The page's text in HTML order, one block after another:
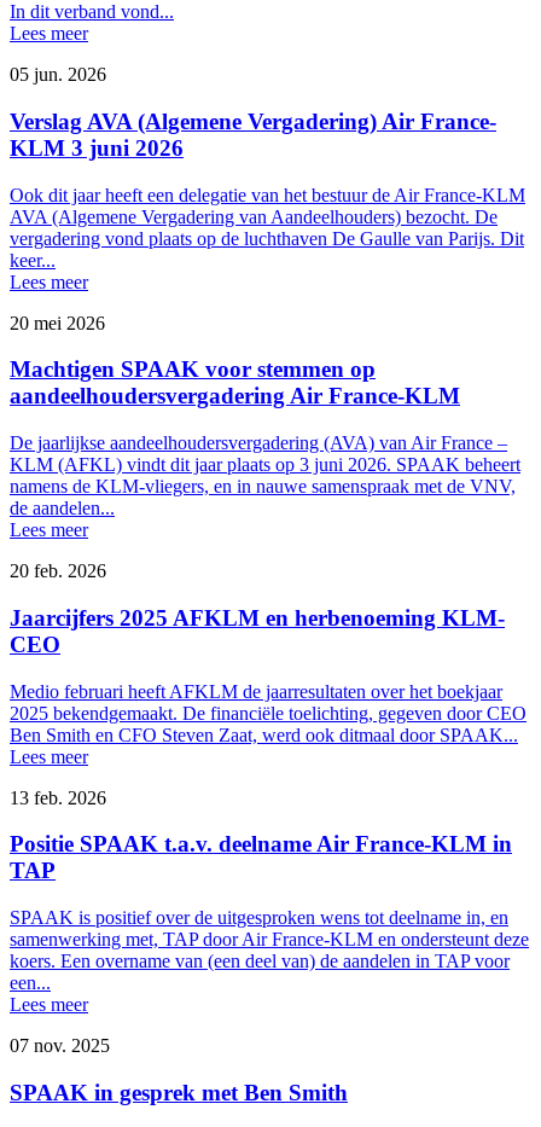
In dit verband vond...
Lees meer
05 jun. 2026
Verslag AVA (Algemene Vergadering) Air France-
KLM 3 juni 2026
Ook dit jaar heeft een delegatie van het bestuur de Air France-KLM
AVA (Algemene Vergadering van Aandeelhouders) bezocht. De
vergadering vond plaats op de luchthaven De Gaulle van Parijs. Dit
keer...
Lees meer
20 mei 2026
Machtigen SPAAK voor stemmen op
aandeelhoudersvergadering Air France-KLM
De jaarlijkse aandeelhoudersvergadering (AVA) van Air France –
KLM (AFKL) vindt dit jaar plaats op 3 juni 2026. SPAAK beheert
namens de KLM-vliegers, en in nauwe samenspraak met de VNV,
de aandelen...
Lees meer
20 feb. 2026
Jaarcijfers 2025 AFKLM en herbenoeming KLM-
CEO
Medio februari heeft AFKLM de jaarresultaten over het boekjaar
2025 bekendgemaakt. De financiële toelichting, gegeven door CEO
Ben Smith en CFO Steven Zaat, werd ook ditmaal door SPAAK...
Lees meer
13 feb. 2026
Positie SPAAK t.a.v. deelname Air France-KLM in
TAP
SPAAK is positief over de uitgesproken wens tot deelname in, en
samenwerking met, TAP door Air France-KLM en ondersteunt deze
koers. Een overname van (een deel van) de aandelen in TAP voor
een...
Lees meer
07 nov. 2025
SPAAK in gesprek met Ben Smith